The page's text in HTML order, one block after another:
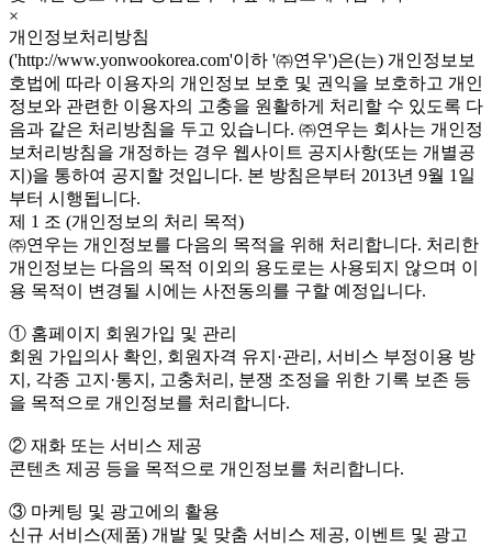
×
개인정보처리방침
('http://www.yonwookorea.com'이하 '㈜연우')은(는) 개인정보보
호법에 따라 이용자의 개인정보 보호 및 권익을 보호하고 개인
정보와 관련한 이용자의 고충을 원활하게 처리할 수 있도록 다
음과 같은 처리방침을 두고 있습니다. ㈜연우는 회사는 개인정
보처리방침을 개정하는 경우 웹사이트 공지사항(또는 개별공
지)을 통하여 공지할 것입니다. 본 방침은부터 2013년 9월 1일
부터 시행됩니다.
제 1 조 (개인정보의 처리 목적)
㈜연우는 개인정보를 다음의 목적을 위해 처리합니다. 처리한
개인정보는 다음의 목적 이외의 용도로는 사용되지 않으며 이
용 목적이 변경될 시에는 사전동의를 구할 예정입니다.
① 홈페이지 회원가입 및 관리
회원 가입의사 확인, 회원자격 유지·관리, 서비스 부정이용 방
지, 각종 고지·통지, 고충처리, 분쟁 조정을 위한 기록 보존 등
을 목적으로 개인정보를 처리합니다.
② 재화 또는 서비스 제공
콘텐츠 제공 등을 목적으로 개인정보를 처리합니다.
③ 마케팅 및 광고에의 활용
신규 서비스(제품) 개발 및 맞춤 서비스 제공, 이벤트 및 광고